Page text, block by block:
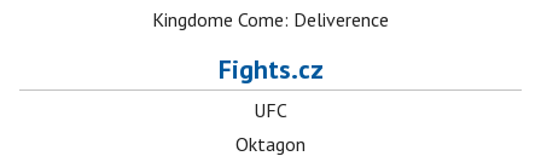
Kingdome Come: Deliverence
Fights.cz
UFC
Oktagon